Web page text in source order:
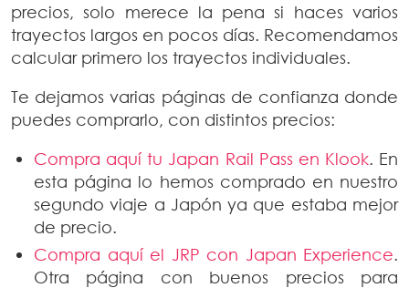
precios, solo merece la pena si haces varios
trayectos largos en pocos días. Recomendamos
calcular primero los trayectos individuales.
Te dejamos varias páginas de confianza donde
puedes comprarlo, con distintos precios:
Compra aquí tu Japan Rail Pass en Klook. En
esta página lo hemos comprado en nuestro
segundo viaje a Japón ya que estaba mejor
de precio.
Compra aquí el JRP con Japan Experience.
Otra página con buenos precios para